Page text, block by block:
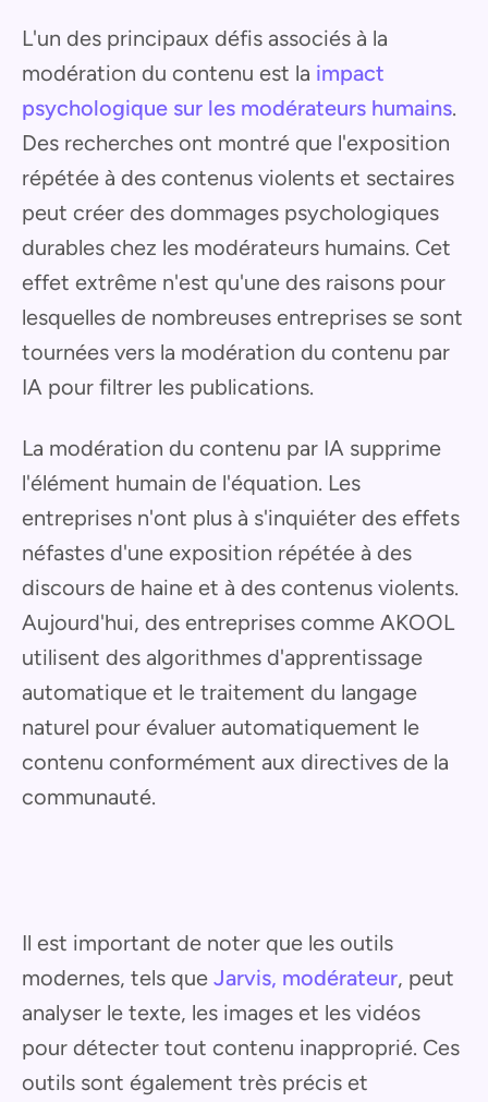
L'un des principaux défis associés à la
modération du contenu est la impact
psychologique sur les modérateurs humains.
Des recherches ont montré que l'exposition
répétée à des contenus violents et sectaires
peut créer des dommages psychologiques
durables chez les modérateurs humains. Cet
effet extrême n'est qu'une des raisons pour
lesquelles de nombreuses entreprises se sont
tournées vers la modération du contenu par
IA pour filtrer les publications.
La modération du contenu par IA supprime
l'élément humain de l'équation. Les
entreprises n'ont plus à s'inquiéter des effets
néfastes d'une exposition répétée à des
discours de haine et à des contenus violents.
Aujourd'hui, des entreprises comme AKOOL
utilisent des algorithmes d'apprentissage
automatique et le traitement du langage
naturel pour évaluer automatiquement le
contenu conformément aux directives de la
communauté.
Il est important de noter que les outils
modernes, tels que Jarvis, modérateur, peut
analyser le texte, les images et les vidéos
pour détecter tout contenu inapproprié. Ces
outils sont également très précis et